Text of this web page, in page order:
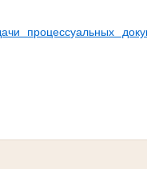
процессуальных